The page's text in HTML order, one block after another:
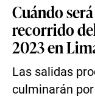
Cuándo
recorrido
2023 en
Las salidas
culminarán